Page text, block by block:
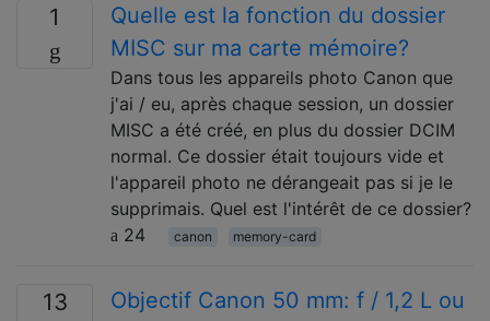
1
Quelle est la fonction du dossier
MISC sur ma carte mémoire?
Dans tous les appareils photo Canon que
j'ai / eu, après chaque session, un dossier
MISC a été créé, en plus du dossier DCIM
normal. Ce dossier était toujours vide et
l'appareil photo ne dérangeait pas si je le
supprimais. Quel est l'intérêt de ce dossier?
24
canon memory-card
13
Objectif Canon 50 mm: f / 1,2 L ou